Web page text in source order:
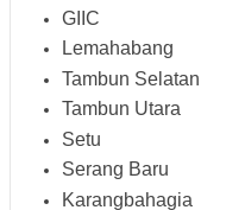
GIIC
Lemahabang
Tambun Selatan
Tambun Utara
Setu
Serang Baru
Karangbahagia